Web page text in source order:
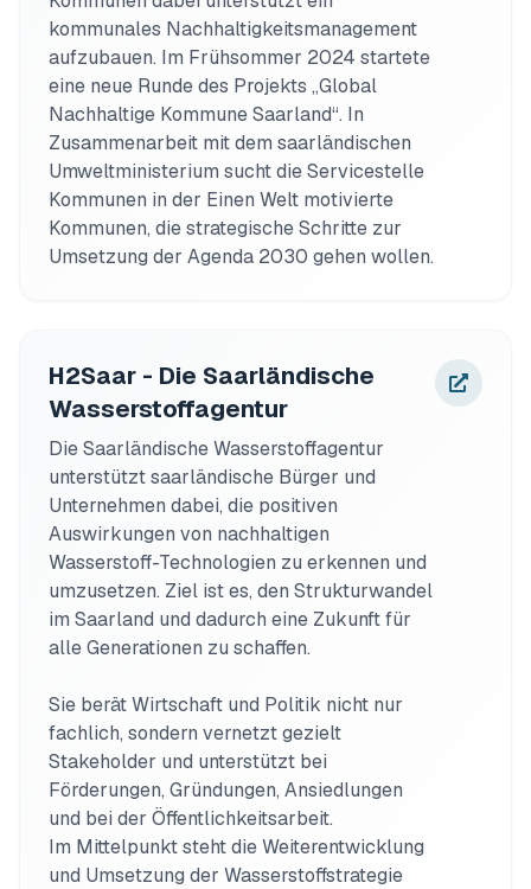
kommunales Nachhaltigkeitsmanagement
aufzubauen. Im Frühsommer 2024 startete
eine neue Runde des Projekts „Global
Nachhaltige Kommune Saarland“. In
Zusammenarbeit mit dem saarländischen
Umweltministerium sucht die Servicestelle
Kommunen in der Einen Welt motivierte
Kommunen, die strategische Schritte zur
H2Saar - Die Saarländische
Wasserstoffagentur
Die Saarländische Wasserstoffagentur
unterstützt saarländische Bürger und
Unternehmen dabei, die positiven
Auswirkungen von nachhaltigen
Wasserstoff-Technologien zu erkennen und
umzusetzen. Ziel ist es, den Strukturwandel
im Saarland und dadurch eine Zukunft für
alle Generationen zu schaffen.
Sie berät Wirtschaft und Politik nicht nur
fachlich, sondern vernetzt gezielt
Stakeholder und unterstützt bei
Förderungen, Gründungen, Ansiedlungen
und bei der Öffentlichkeitsarbeit.
Im Mittelpunkt steht die Weiterentwicklung
und Umsetzung der Wasserstoffstrategie